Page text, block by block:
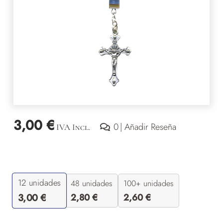
3,00 € IVA Incl. 0valoraciones
| Añadir Reseña
12 unidades
3,00€
48 unidades
2,80€
100+ unidades
2,60€